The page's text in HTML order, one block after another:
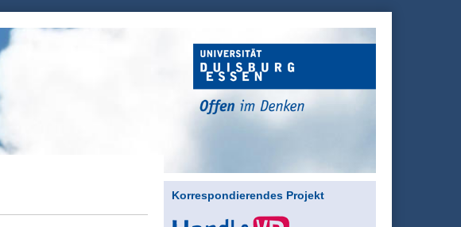
Korrespondierendes Projekt